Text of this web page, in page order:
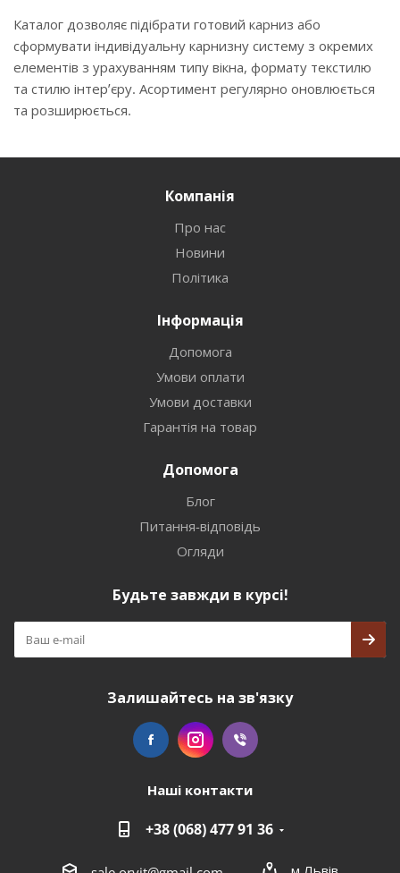
Каталог дозволяє підібрати готовий карниз або
сформувати індивідуальну карнизну систему з окремих
елементів з урахуванням типу вікна, формату текстилю
та стилю інтер’єру. Асортимент регулярно оновлюється
та розширюється.
Компанія
Про нас
Новини
Політика
Інформація
Допомога
Умови оплати
Умови доставки
Гарантія на товар
Допомога
Блог
Питання-відповідь
Огляди
Будьте завжди в курсі!
Залишайтесь на зв'язку
Наші контакти
+38 (068) 477 91 36